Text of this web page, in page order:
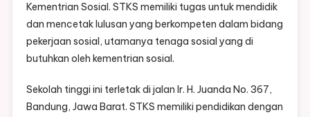
Kementrian Sosial. STKS memiliki tugas untuk mendidik
dan mencetak lulusan yang berkompeten dalam bidang
pekerjaan sosial, utamanya tenaga sosial yang di
butuhkan oleh kementrian sosial.
Sekolah tinggi ini terletak di jalan Ir. H. Juanda No. 367,
Bandung, Jawa Barat. STKS memiliki pendidikan dengan